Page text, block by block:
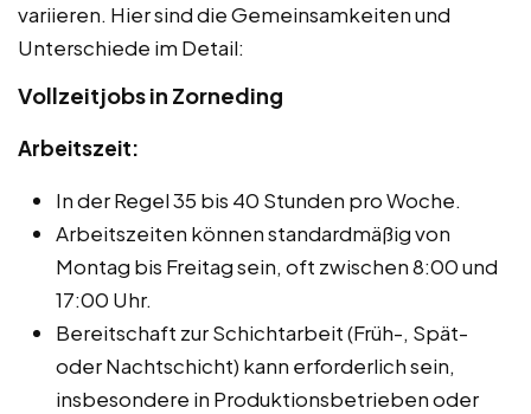
variieren. Hier sind die Gemeinsamkeiten und
Unterschiede im Detail:
Vollzeitjobs in Zorneding
Arbeitszeit:
In der Regel 35 bis 40 Stunden pro Woche.
Arbeitszeiten können standardmäßig von
Montag bis Freitag sein, oft zwischen 8:00 und
17:00 Uhr.
Bereitschaft zur Schichtarbeit (Früh-, Spät-
oder Nachtschicht) kann erforderlich sein,
insbesondere in Produktionsbetrieben oder